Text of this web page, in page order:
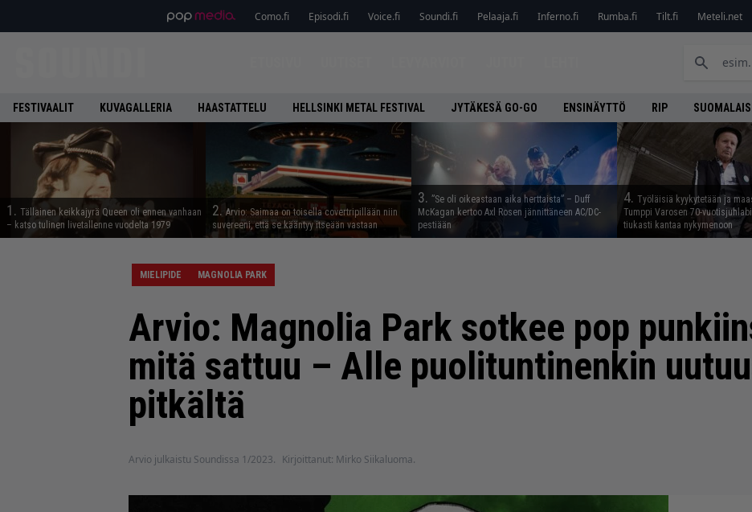
Como.fi Episodi.fi Voice.fi Soundi.fi Pelaaja.fi Inferno.fi Rumba.fi Tilt.fi Meteli.net
FESTIVAALIT KUVAGALLERIA HAASTATTELU HELLSINKI METAL FESTIVAL JYTÄKESÄ GO-GO ENSINÄYTTÖ RIP
1. Tällainen keikkajyrä Queen oli ennen vanhaan
– katso tulinen livetallenne vuodelta 1979
2. Arvio: Saimaa on toisella covertripillään niin
suvereeni, että se kääntyy itseään vastaan
3. ”Se oli oikeastaan aika herttaista” – Duff
McKagan kertoo Axl Rosen jännittäneen AC/DC-
pestiään
4. Työläisiä kyykytetään ja
Tumppi Varosen 70-
tiukasti kantaa nykymenoon
MIELIPIDE MAGNOLIA PARK
Arvio: Magnolia Park sotkee pop
mitä sattuu – Alle puolituntinenkin
pitkältä
Arvio julkaistu Soundissa 1/2023. Kirjoittanut: Mirko Siikaluoma.